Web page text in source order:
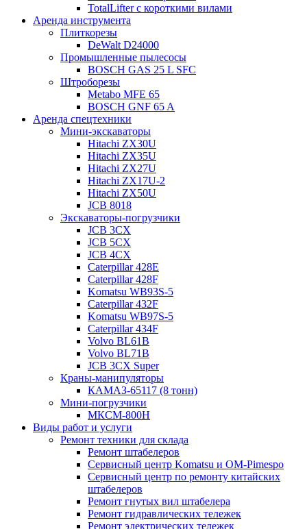
TotalLifter с короткими вилами
Аренда инструмента
Плиткорезы
DeWalt D24000
Промышленные пылесосы
BOSCH GAS 25 L SFC
Штроборезы
Metabo MFE 65
BOSCH GNF 65 A
Аренда спецтехники
Мини-экскаваторы
Hitachi ZX30U
Hitachi ZX35U
Hitachi ZX27U
Hitachi ZX17U-2
Hitachi ZX50U
JCB 8018
Экскаваторы-погрузчики
JCB 3CX
JCB 5CX
JCB 4CX
Caterpillar 428E
Caterpillar 428F
Komatsu WB93S-5
Caterpillar 432F
Komatsu WB97S-5
Caterpillar 434F
Volvo BL61B
Volvo BL71B
JCB 3CX Super
Краны-манипуляторы
КАМАЗ-65117 (8 тонн)
Мини-погрузчики
МКСМ-800H
Виды работ и услуги
Ремонт техники для склада
Ремонт штабелеров
Сервисный центр Komatsu и OM-Pimespo
Сервисный центр по ремонту китайских
штабелеров
Ремонт гнутых вил штабелера
Ремонт гидравлических тележек
Ремонт электрических тележек